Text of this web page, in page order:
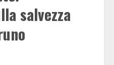
salvezza